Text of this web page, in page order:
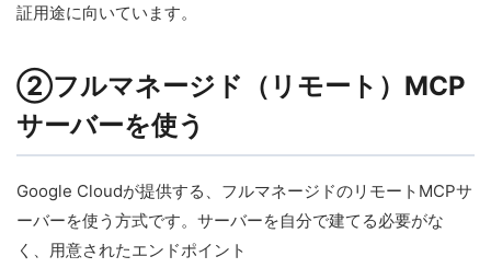
証用途に向いています。
②フルマネージド（リモート）MCP
サーバーを使う
Google Cloudが提供する、フルマネージドのリモートMCPサ
ーバーを使う方式です。サーバーを自分で建てる必要がな
く、用意されたエンドポイント